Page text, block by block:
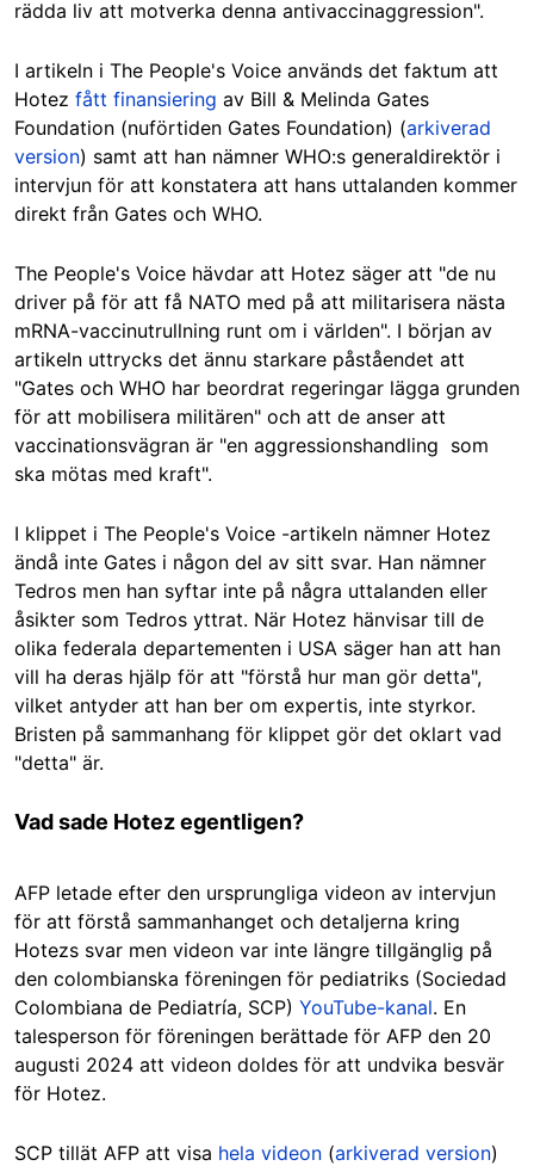
rädda liv att motverka denna antivaccinaggression".
I artikeln i The People's Voice används det faktum att
Hotez fått finansiering av Bill & Melinda Gates
Foundation (nuförtiden Gates Foundation) (arkiverad
version) samt att han nämner WHO:s generaldirektör i
intervjun för att konstatera att hans uttalanden kommer
direkt från Gates och WHO.
The People's Voice hävdar att Hotez säger att "de nu
driver på för att få NATO med på att militarisera nästa
mRNA-vaccinutrullning runt om i världen". I början av
artikeln uttrycks det ännu starkare påståendet att
"Gates och WHO har beordrat regeringar lägga grunden
för att mobilisera militären" och att de anser att
vaccinationsvägran är "en aggressionshandling som
ska mötas med kraft".
I klippet i The People's Voice -artikeln nämner Hotez
ändå inte Gates i någon del av sitt svar. Han nämner
Tedros men han syftar inte på några uttalanden eller
åsikter som Tedros yttrat. När Hotez hänvisar till de
olika federala departementen i USA säger han att han
vill ha deras hjälp för att "förstå hur man gör detta",
vilket antyder att han ber om expertis, inte styrkor.
Bristen på sammanhang för klippet gör det oklart vad
"detta" är.
Vad sade Hotez egentligen?
AFP letade efter den ursprungliga videon av intervjun
för att förstå sammanhanget och detaljerna kring
Hotezs svar men videon var inte längre tillgänglig på
den colombianska föreningen för pediatriks (Sociedad
Colombiana de Pediatría, SCP) YouTube-kanal. En
talesperson för föreningen berättade för AFP den 20
augusti 2024 att videon doldes för att undvika besvär
för Hotez.
SCP tillät AFP att visa hela videon (arkiverad version)